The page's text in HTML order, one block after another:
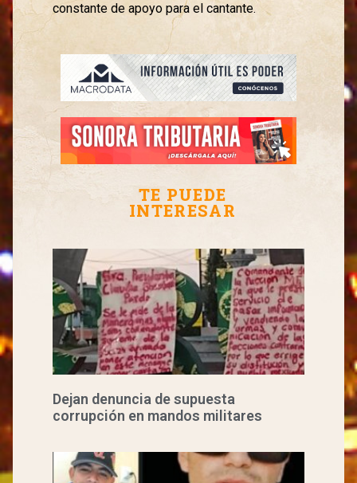
constante de apoyo para el cantante.
TE PUEDE
INTERESAR
Dejan denuncia de supuesta
corrupción en mandos militares